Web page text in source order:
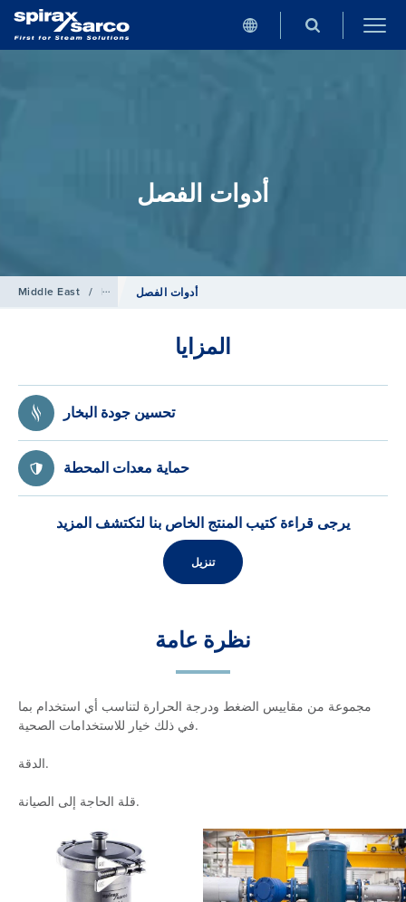
أدوات الفصل
Middle East / Products / ملحقات خطوط الأنابيبأدوات الفصل
المزايا
تحسين جودة البخار
حماية معدات المحطة
يرجى قراءة كتيب المنتج الخاص بنا لتكتشف المزيد
تنزيل
نظرة عامة
مجموعة من مقاييس الضغط ودرجة الحرارة لتناسب أي استخدام بما
في ذلك خيار للاستخدامات الصحية.
الدقة.
قلة الحاجة إلى الصيانة.